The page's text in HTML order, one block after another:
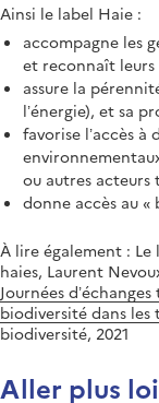
Ainsi le label Haie :
accompagne les
et reconnaît leurs
assure la
l’énergie), et sa
favorise l’accès à
ou autres acteurs
donne accès au «
À lire également : Le
haies, Laurent
Journées
biodiversité dans
biodiversité, 2021
Aller plus